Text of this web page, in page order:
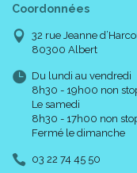
Coordonnées
32 rue Jeanne
80300 Albert
Du lundi au vendredi
8h30 - 19h00 non
Le samedi
8h30 - 17h00 non
Fermé le dimanche
03 22 74 45 50